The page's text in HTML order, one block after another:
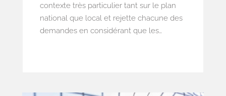
contexte très particulier tant sur le plan
national que local et rejette chacune des
demandes en considérant que les